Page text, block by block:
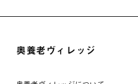
奥養老ヴィレッジ